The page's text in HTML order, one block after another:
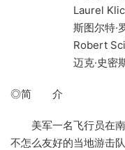
Laurel Klick
斯图尔特·罗伯
Robert Scifo
迈克·史密斯森
◎简 介
美军一名飞行员在南
不怎么友好的当地游击